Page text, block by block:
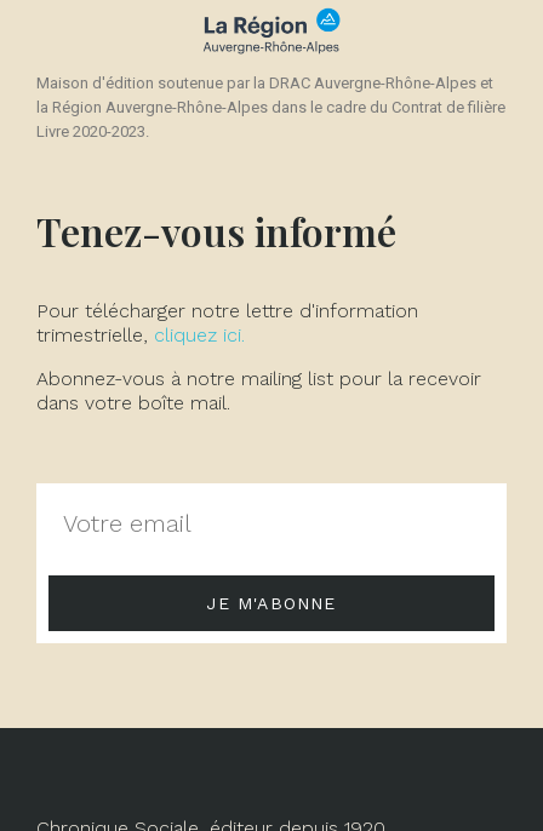
Maison d'édition soutenue par la DRAC Auvergne-Rhône-Alpes et
la Région Auvergne-Rhône-Alpes dans le cadre du Contrat de filière
Livre 2020-2023.
Tenez-vous informé
Pour télécharger notre lettre d'information
trimestrielle, cliquez ici.
Abonnez-vous à notre mailing list pour la recevoir
dans votre boîte mail.
JE M'ABONNE